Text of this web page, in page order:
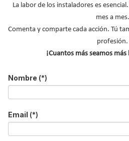
, la nueva serie de grifería de
completa para baño y cocina de
adapta fácilmente a cualquier estilo
UWLA (Unified Water Label).
La labor de los instaladores es
mes a mes.
Comenta y comparte cada acción. Tú
profesión.
¡Cuantos más seamos
Nombre (*)
Email (*)